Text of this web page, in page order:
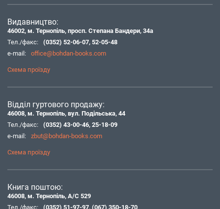
Видавництво:
46002, м. Тернопіль, просп. Степана Бандери, 34а
Тел./факс:
(0352) 52-06-07, 52-05-48
e-mail:
office@bohdan-books.com
Схема проїзду
Відділ гуртового продажу:
46008, м. Тернопіль, вул. Подільська, 44
Тел./факс:
(0352) 43-00-46, 25-18-09
e-mail:
zbut@bohdan-books.com
Схема проїзду
Книга поштою:
46008, м. Тернопіль, А/С 529
Тел./факс:
(0352) 51-97-97, (067) 350-18-70